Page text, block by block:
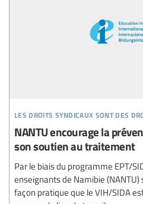
les droits syndicaux sont des
NANTU encourage la
son soutien au traitement
Par le biais du programme EPT/
enseignants de Namibie
façon pratique que le VIH/SIDA